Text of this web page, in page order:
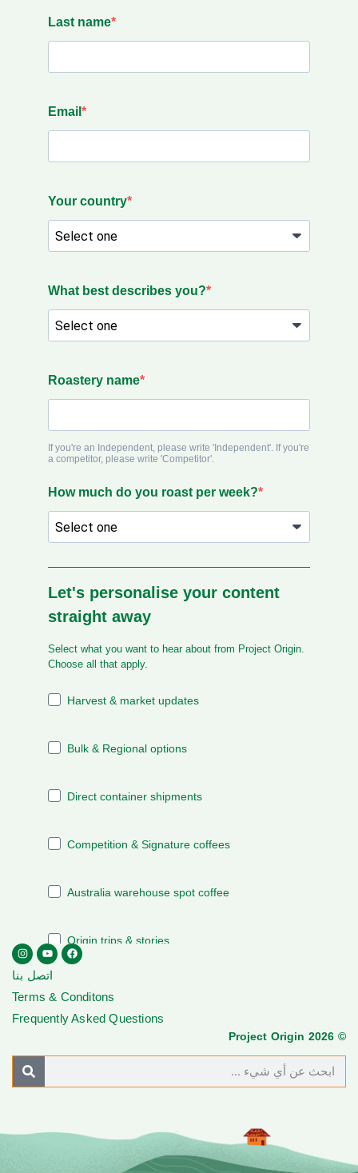
اتصل بنا
Terms & Conditons
Frequently Asked Questions
© Project Origin 2026